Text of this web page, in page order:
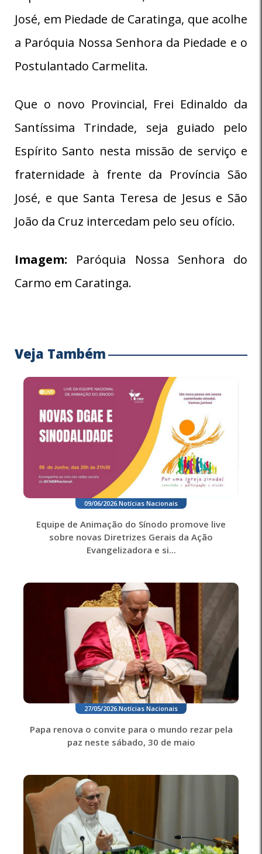
José, em Piedade de Caratinga, que acolhe
a Paróquia Nossa Senhora da Piedade e o
Postulantado Carmelita.
Que o novo Provincial, Frei Edinaldo da
Santíssima Trindade, seja guiado pelo
Espírito Santo nesta missão de serviço e
fraternidade à frente da Província São
José, e que Santa Teresa de Jesus e São
João da Cruz intercedam pelo seu ofício.
Imagem: Paróquia Nossa Senhora do
Carmo em Caratinga.
Veja Também
09/06/2026 Notícias Nacionais
Equipe de Animação do Sínodo promove live
sobre novas Diretrizes Gerais da Ação
Evangelizadora e si...
27/05/2026.Notícias Nacionais
Papa renova o convite para o mundo rezar pela
paz neste sábado, 30 de maio